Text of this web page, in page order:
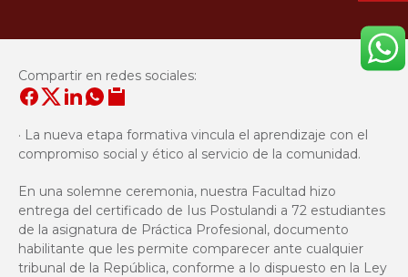
Compartir en redes sociales:
· La nueva etapa formativa vincula el aprendizaje con el
compromiso social y ético al servicio de la comunidad.
En una solemne ceremonia, nuestra Facultad hizo
entrega del certificado de Ius Postulandi a 72 estudiantes
de la asignatura de Práctica Profesional, documento
habilitante que les permite comparecer ante cualquier
tribunal de la República, conforme a lo dispuesto en la Ley